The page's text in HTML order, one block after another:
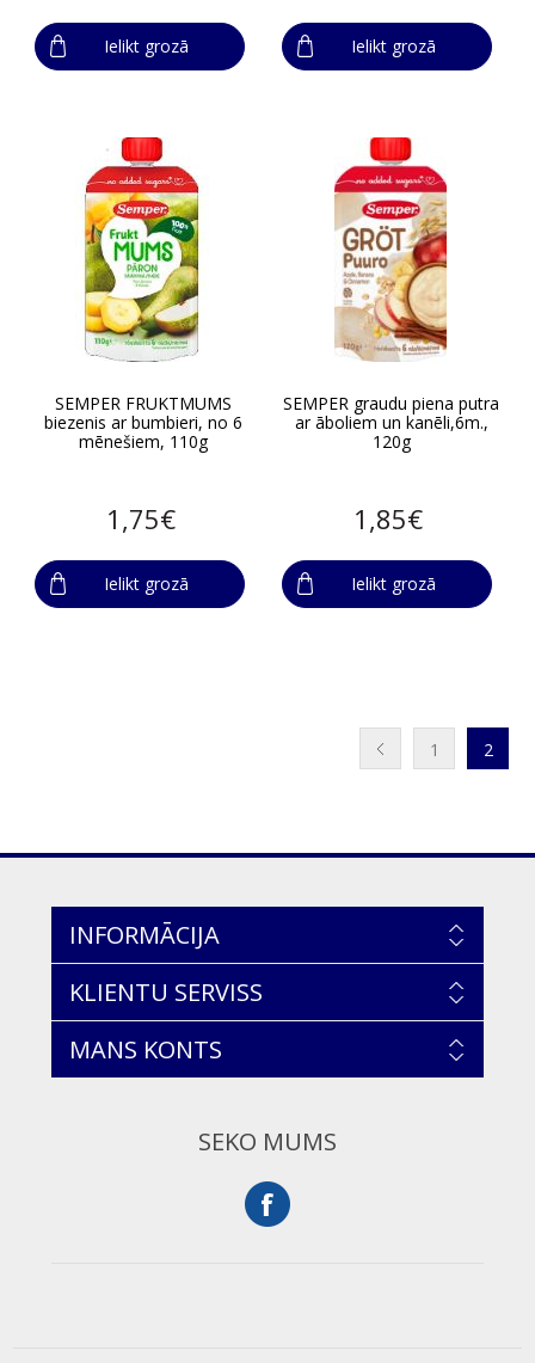
Ielikt grozā Ielikt grozā
SEMPER FRUKTMUMS
biezenis ar bumbieri, no 6
mēnešiem, 110g
1,75€
Ielikt grozā
SEMPER graudu piena putra
ar āboliem un kanēli,6m.,
120g
1,85€
Ielikt grozā
1 2
INFORMĀCIJA
KLIENTU SERVISS
MANS KONTS
SEKO MUMS